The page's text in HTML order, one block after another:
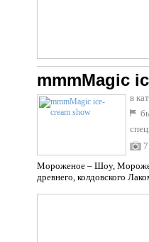
mmmMagic
в
7
Мороженое – Шоу,
древнего, колдовского